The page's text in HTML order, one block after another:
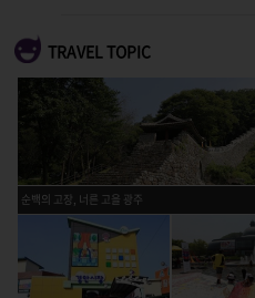
TRAVEL TOPIC
순백의 고장, 너른 고을 광주